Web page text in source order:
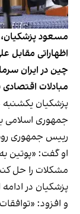
مسعود
اظهاراتی مقابل
چین در ایران
مبادلات اقتصادی
پزشکیان یکشنبه
جمهوری اسلامی
رییس جمهوری
او گفت: «پوتین
مشکلات را حل
پزشکیان در
و افزود: